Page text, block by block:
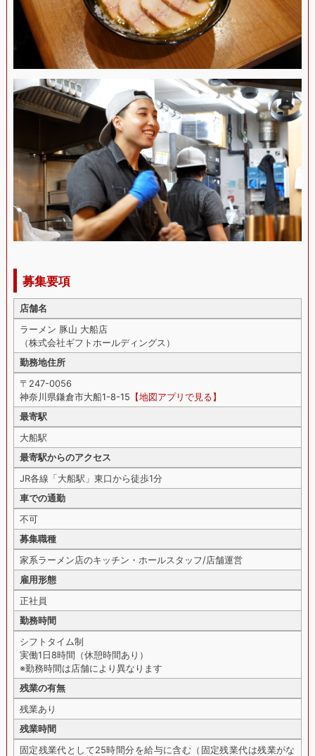
募集要項
店舗名
ラーメン 豚山 大船店
（株式会社ギフトホールディングス）
勤務地住所
〒247-0056
神奈川県鎌倉市大船1-8-15 【地図アプリで見る】
最寄駅
大船駅
最寄駅からのアクセス
JR各線「大船駅」東口から徒歩1分
車での通勤
不可
募集職種
家系ラーメン店のキッチン・ホールスタッフ/店舗運営
雇用形態
正社員
勤務時間
シフトタイム制
実働1日8時間（休憩時間あり）
※勤務時間は店舗により異なります
残業の有無
残業あり
残業時間
固定残業代として25時間分を給与に含む（固定残業代は残業がな